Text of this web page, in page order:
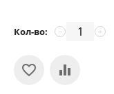
Кол-во: +
−